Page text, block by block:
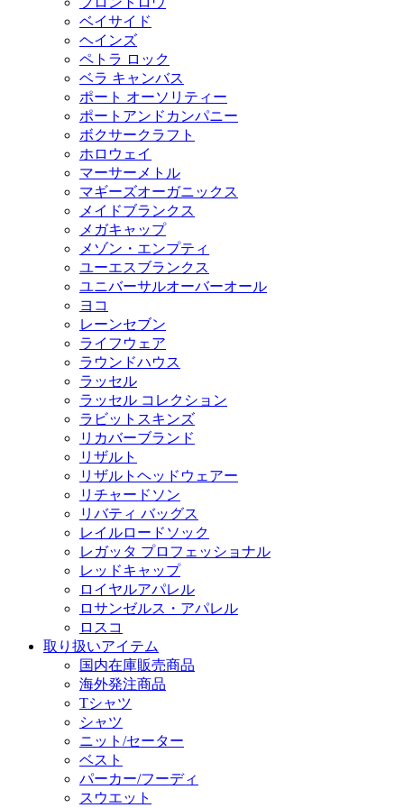
ベイサイド
ヘインズ
ペトラ ロック
ベラ キャンバス
ポート オーソリティー
ポートアンドカンパニー
ボクサークラフト
ホロウェイ
マーサーメトル
マギーズオーガニックス
メイドブランクス
メガキャップ
メゾン・エンプティ
ユーエスブランクス
ユニバーサルオーバーオール
ヨコ
レーンセブン
ライフウェア
ラウンドハウス
ラッセル
ラッセル コレクション
ラビットスキンズ
リカバーブランド
リザルト
リザルトヘッドウェアー
リチャードソン
リバティ バッグス
レイルロードソック
レガッタ プロフェッショナル
レッドキャップ
ロイヤルアパレル
ロサンゼルス・アパレル
ロスコ
取り扱いアイテム
国内在庫販売商品
海外発注商品
Tシャツ
シャツ
ニット/セーター
ベスト
パーカー/フーディ
スウエット